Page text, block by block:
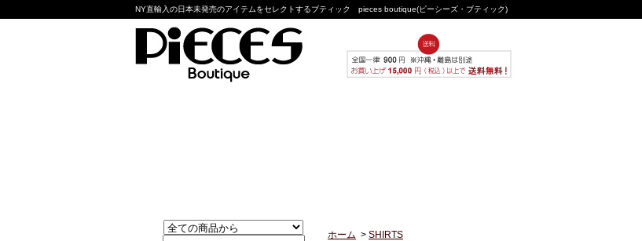
NY直輸入の日本未発売のアイテムをセレクトするブティック pieces boutique(ピーシーズ・ブティック)
ホーム > SHIRTS